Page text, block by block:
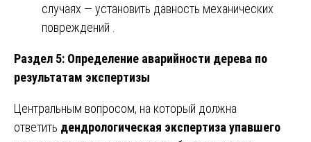
случаях — установить давность механических
повреждений .
Раздел 5: Определение аварийности дерева по
результатам экспертизы
Центральным вопросом, на который должна
ответить дендрологическая экспертиза упавшего